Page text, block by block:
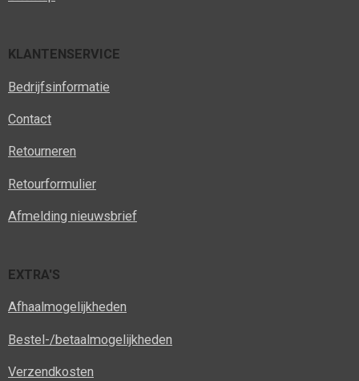
KLANTENSERVICE
Bedrijfsinformatie
Contact
Retourneren
Retourformulier
Afmelding nieuwsbrief
EXTRA'S
Afhaalmogelijkheden
Bestel-/betaalmogelijkheden
Verzendkosten